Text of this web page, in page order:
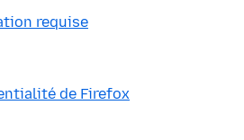
requise
de Firefox